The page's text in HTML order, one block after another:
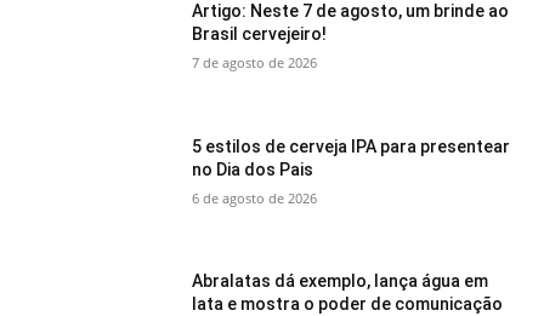
Artigo: Neste 7 de agosto, um brinde ao
Brasil cervejeiro!
7 de agosto de 2026
5 estilos de cerveja IPA para presentear
no Dia dos Pais
6 de agosto de 2026
Abralatas dá exemplo, lança água em
lata e mostra o poder de comunicação